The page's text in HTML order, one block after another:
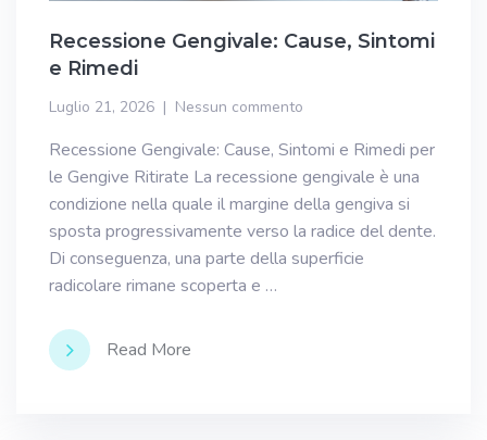
Recessione Gengivale: Cause, Sintomi
e Rimedi
Luglio 21, 2026 Nessun commento
Recessione Gengivale: Cause, Sintomi e Rimedi per
le Gengive Ritirate La recessione gengivale è una
condizione nella quale il margine della gengiva si
sposta progressivamente verso la radice del dente.
Di conseguenza, una parte della superficie
radicolare rimane scoperta e …
Read More